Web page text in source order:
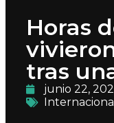
Horas
tras
junio 22,
Internacional